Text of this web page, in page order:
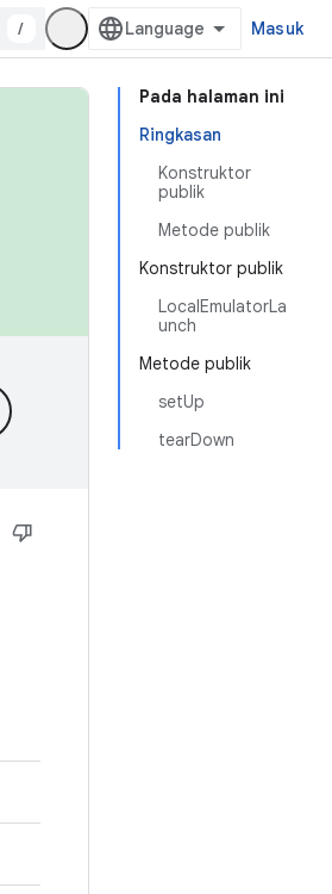
/ Masuk
Pada halaman ini
Ringkasan
Konstruktor
publik
Metode publik
Konstruktor publik
LocalEmulatorLa
unch
Metode publik
setUp
tearDown